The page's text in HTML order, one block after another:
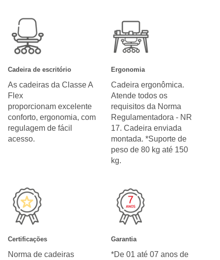
Cadeira de escritório
As cadeiras da Classe A
Flex
proporcionam excelente
conforto, ergonomia, com
regulagem de fácil
acesso.
Ergonomia
Cadeira ergonômica.
Atende todos os
requisitos da Norma
Regulamentadora - NR
17. Cadeira enviada
montada. *Suporte de
peso de 80 kg até 150
kg.
Certificações
Norma de cadeiras
Garantia
*De 01 até 07 anos de